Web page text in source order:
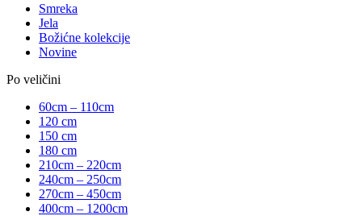
Smreka
Jela
Božićne kolekcije
Novine
Po veličini
60cm – 110cm
120 cm
150 cm
180 cm
210cm – 220cm
240cm – 250cm
270cm – 450cm
400cm – 1200cm